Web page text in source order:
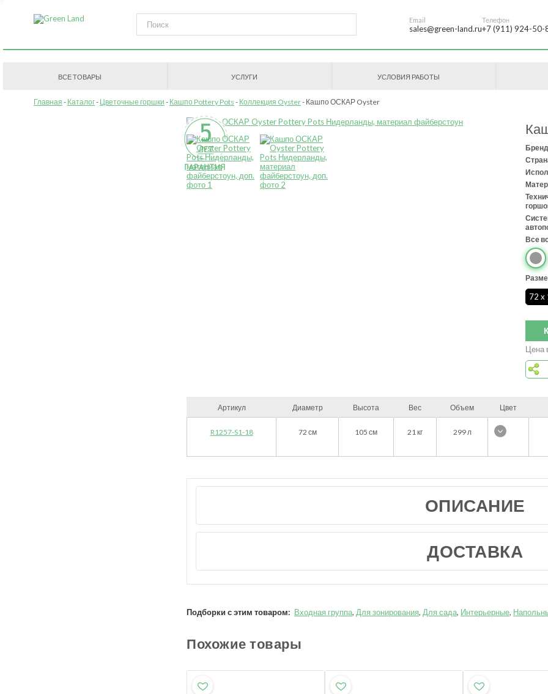
Email
sales@green-land.ru
Телефон
+7 (911) 924-50-
ВСЕ ТОВАРЫ УСЛУГИ УСЛОВИЯ РАБОТЫ
Главная Каталог Цветочные горшки Кашпо Pottery Pots Коллекция Oyster Кашпо ОСКАР Oyster
Все
72 x
Цена
Артикул Диаметр Высота Вес Объем Цвет
R1257-S1-18 72 см 105 см 21кг 299 л
ОПИСАНИЕ
ДОСТАВКА
Подборки с этим товаром: Входная группа, Для зонирования, Для сада, Интерьерные,
Похожие товары